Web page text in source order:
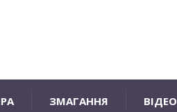
ЗМАГАННЯ ВІДЕО